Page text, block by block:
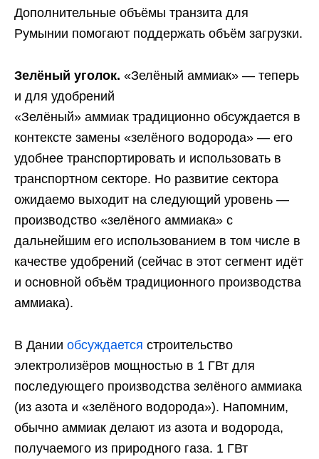
Дополнительные объёмы транзита для
Румынии помогают поддержать объём загрузки.
Зелёный уголок. «Зелёный аммиак» — теперь
и для удобрений
«Зелёный» аммиак традиционно обсуждается в
контексте замены «зелёного водорода» — его
удобнее транспортировать и использовать в
транспортном секторе. Но развитие сектора
ожидаемо выходит на следующий уровень —
производство «зелёного аммиака» с
дальнейшим его использованием в том числе в
качестве удобрений (сейчас в этот сегмент идёт
и основной объём традиционного производства
аммиака).
В Дании обсуждается строительство
электролизёров мощностью в 1 ГВт для
последующего производства зелёного аммиака
(из азота и «зелёного водорода»). Напомним,
обычно аммиак делают из азота и водорода,
получаемого из природного газа. 1 ГВт